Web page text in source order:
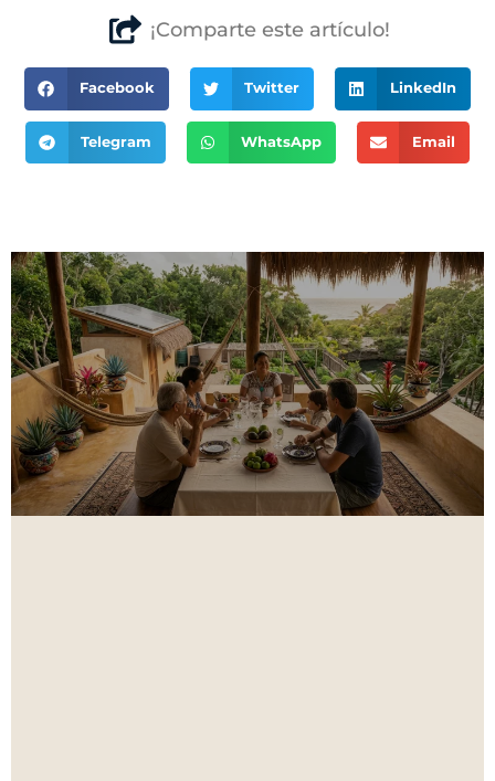
¡Comparte este artículo!
Facebook Twitter LinkedIn
Telegram WhatsApp Email